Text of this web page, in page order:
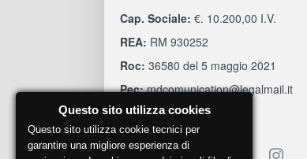
Cap. Sociale: €. 10.200,00 I.V.
REA: RM 930252
Roc: 36580 del 5 maggio 2021
Pec:mdcomunication@legalmail.it
Questo sito utilizza cookies
Questo sito utilizza cookie tecnici per
garantire una migliore esperienza di